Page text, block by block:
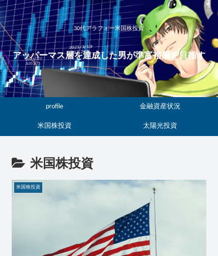
30代アラフォー米国株投資
アッパーマス層を達成した男が準富裕層を目指す
profile 金融資産状況
米国株投資 太陽光投資
米国株投資
米国株投資